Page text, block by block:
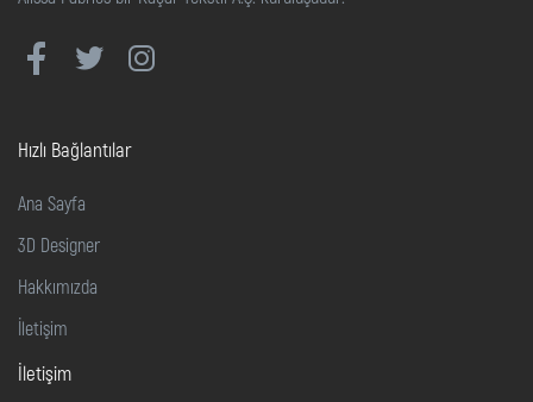
Hızlı Bağlantılar
Ana Sayfa
3D Designer
Hakkımızda
İletişim
İletişim